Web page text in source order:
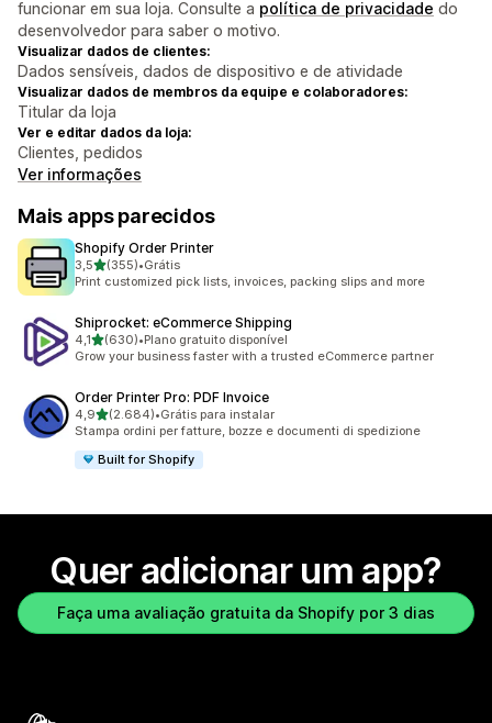
funcionar em sua loja. Consulte a política de privacidade do
desenvolvedor para saber o motivo.
Visualizar dados de clientes:
Dados sensíveis, dados de dispositivo e de atividade
Visualizar dados de membros da equipe e colaboradores:
Titular da loja
Ver e editar dados da loja:
Clientes, pedidos
Ver informações
Mais apps parecidos
Shopify Order Printer
3,5de 5 estrelas
(355)
355 avaliações ao todo
•Grátis
Print customized pick lists, invoices, packing slips and more
Shiprocket: eCommerce Shipping
4,1de 5 estrelas
(630)
630 avaliações ao todo
•Plano gratuito disponível
Grow your business faster with a trusted eCommerce partner
Order Printer Pro: PDF Invoice
4,9de 5 estrelas
(2.684)
2684 avaliações ao todo
•Grátis para instalar
Stampa ordini per fatture, bozze e documenti di spedizione
Built for Shopify
Quer adicionar um app?
Faça uma avaliação gratuita da Shopify por 3 dias